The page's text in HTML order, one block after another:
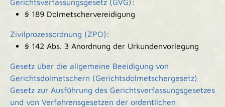
Gerichtsverfassungsgesetz (GVG) :
§ 189 Dolmetschervereidigung
Zivilprozessordnung (ZPO) :
§ 142 Abs. 3 Anordnung der Urkundenvorlegung
Gesetz über die allgemeine Beeidigung von
Gerichtsdolmetschern (Gerichtsdolmetschergesetz)
Gesetz zur Ausführung des Gerichtsverfassungsgesetzes
und von Verfahrensgesetzen der ordentlichen